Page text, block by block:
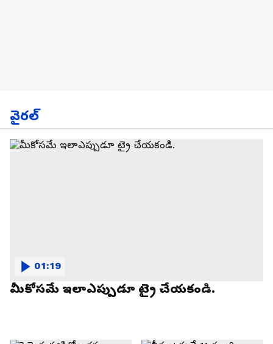
వైరల్
మీకోసమే ఇలాఎప్పుడూ ట్రై చేయకండి.
01:19